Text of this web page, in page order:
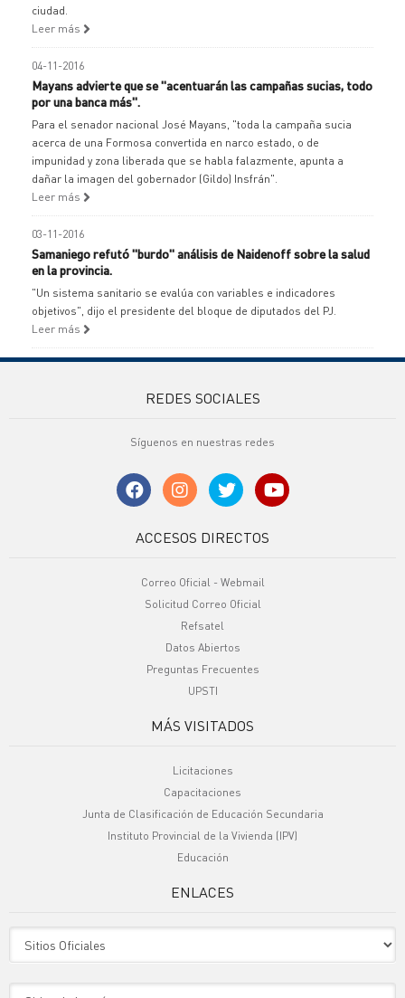
ciudad.
Leer más
04-11-2016
Mayans advierte que se "acentuarán las campañas sucias, todo
por una banca más".
Para el senador nacional José Mayans, "toda la campaña sucia
acerca de una Formosa convertida en narco estado, o de
impunidad y zona liberada que se habla falazmente, apunta a
dañar la imagen del gobernador (Gildo) Insfrán".
Leer más
03-11-2016
Samaniego refutó "burdo" análisis de Naidenoff sobre la salud
en la provincia.
"Un sistema sanitario se evalúa con variables e indicadores
objetivos", dijo el presidente del bloque de diputados del PJ.
Leer más
REDES SOCIALES
Síguenos en nuestras redes
ACCESOS DIRECTOS
Correo Oficial - Webmail
Solicitud Correo Oficial
Refsatel
Datos Abiertos
Preguntas Frecuentes
UPSTI
MÁS VISITADOS
Licitaciones
Capacitaciones
Junta de Clasificación de Educación Secundaria
Instituto Provincial de la Vivienda (IPV)
Educación
ENLACES